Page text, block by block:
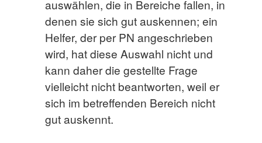
auswählen, die in Bereiche fallen, in
denen sie sich gut auskennen; ein
Helfer, der per PN angeschrieben
wird, hat diese Auswahl nicht und
kann daher die gestellte Frage
vielleicht nicht beantworten, weil er
sich im betreffenden Bereich nicht
gut auskennt.